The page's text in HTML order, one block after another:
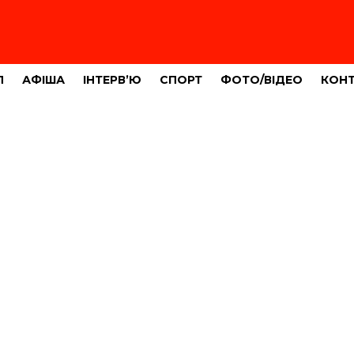
АФІША ІНТЕРВ’Ю СПОРТ ФОТО/ВІДЕО